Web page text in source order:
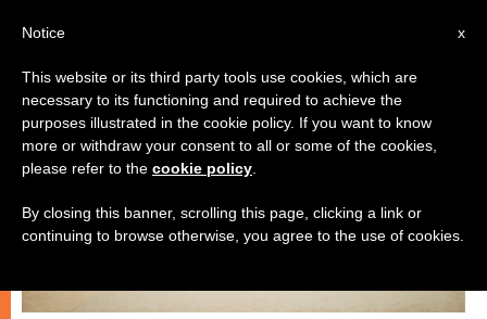
CHIESE LOCALI
x
Notice
This website or its third party tools use cookies, which are
necessary to its functioning and required to achieve the
purposes illustrated in the cookie policy. If you want to know
more or withdraw your consent to all or some of the cookies,
please refer to the cookie policy
By closing this banner, scrolling this page, clicking a link or
continuing to browse otherwise, you agree to the use of cookies.